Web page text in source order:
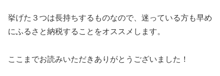
挙げた３つは長持ちするものなので、迷っている方も早め
にふるさと納税することをオススメします。
ここまでお読みいただきありがとうございました！